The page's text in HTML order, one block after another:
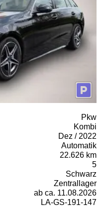
Pkw
Kombi
Dez / 2022
Automatik
22.626 km
5
Schwarz
Zentrallager
ab ca. 11.08.2026
LA-GS-191-147